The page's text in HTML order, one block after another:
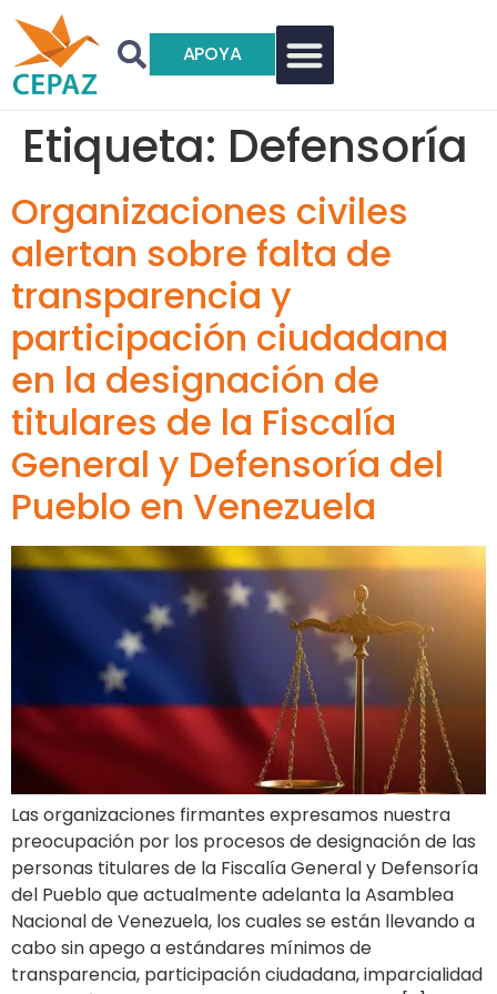
APOYA
Etiqueta: Defensoría
Organizaciones civiles
alertan sobre falta de
transparencia y
participación ciudadana
en la designación de
titulares de la Fiscalía
General y Defensoría del
Pueblo en Venezuela
Las organizaciones firmantes expresamos nuestra
preocupación por los procesos de designación de las
personas titulares de la Fiscalía General y Defensoría
del Pueblo que actualmente adelanta la Asamblea
Nacional de Venezuela, los cuales se están llevando a
cabo sin apego a estándares mínimos de
transparencia, participación ciudadana, imparcialidad